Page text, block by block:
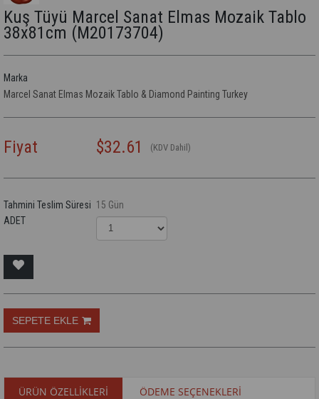
Kuş Tüyü Marcel Sanat Elmas Mozaik Tablo
38x81cm (M20173704)
Marka
Marcel Sanat Elmas Mozaik Tablo & Diamond Painting Turkey
Fiyat $32.61 (KDV Dahil)
Tahmini Teslim Süresi 15 Gün
ADET
ÜRÜN ÖZELLIKLERI ÖDEME SEÇENEKLERI